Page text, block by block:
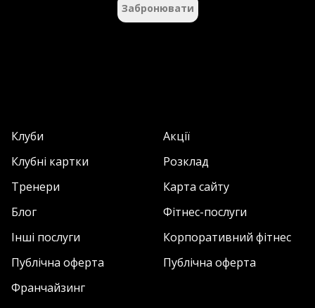
Забронювати
Клуби
Акції
Клубні картки
Розклад
Тренери
Карта сайту
Блог
Фітнес-послуги
Інші послуги
Корпоративний фітнес
Публічна оферта
Публічна оферта
Франчайзинг